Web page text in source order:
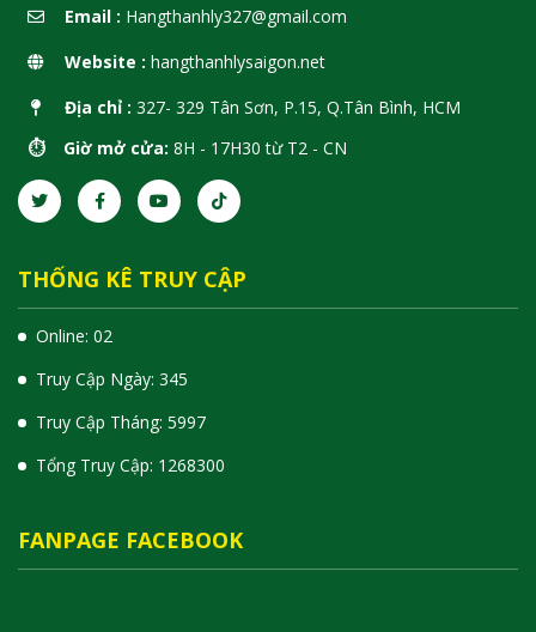
Email : Hangthanhly327@gmail.com
Website : hangthanhlysaigon.net
Địa chỉ : 327- 329 Tân Sơn, P.15, Q.Tân Bình, HCM
⏱️ Giờ mở cửa: 8H - 17H30 từ T2 - CN
THỐNG KÊ TRUY CẬP
Online: 02
Truy Cập Ngày: 345
Truy Cập Tháng: 5997
Tổng Truy Cập: 1 268300
FANPAGE FACEBOOK